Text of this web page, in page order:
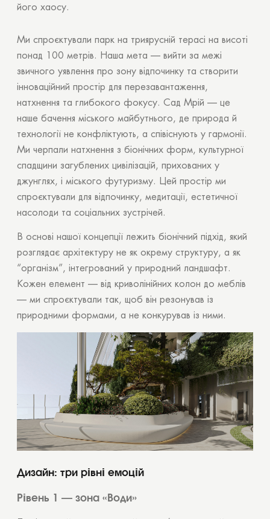
його хаосу.
Ми спроєктували парк на триярусній терасі на висоті
понад 100 метрів. Наша мета — вийти за межі
звичного уявлення про зону відпочинку та створити
інноваційний простір для перезавантаження,
натхнення та глибокого фокусу. Сад Мрій — це
наше бачення міського майбутнього, де природа й
технології не конфліктують, а співіснують у гармонії.
Ми черпали натхнення з біонічних форм, культурної
спадщини загублених цивілізацій, прихованих у
джунглях, і міського футуризму. Цей простір ми
спроєктували для відпочинку, медитації, естетичної
насолоди та соціальних зустрічей.
В основі нашої концепції лежить біонічний підхід, який
розглядає архітектуру не як окрему структуру, а як
“організм”, інтегрований у природний ландшафт.
Кожен елемент — від криволінійних колон до меблів
— ми спроєктували так, щоб він резонував із
природними формами, а не конкурував із ними.
Дизайн: три рівні емоцій
Рівень 1 — зона «Води»